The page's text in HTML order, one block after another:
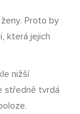
Proto by
která jejich
nižší
středně tvrdá